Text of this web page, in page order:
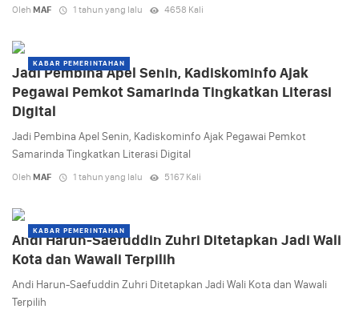
Oleh MAF 1 tahun yang lalu 4658 Kali
KABAR PEMERINTAHAN
Jadi Pembina Apel Senin, Kadiskominfo Ajak
Pegawai Pemkot Samarinda Tingkatkan Literasi
Digital
Jadi Pembina Apel Senin, Kadiskominfo Ajak Pegawai Pemkot
Samarinda Tingkatkan Literasi Digital
Oleh MAF 1 tahun yang lalu 5167 Kali
KABAR PEMERINTAHAN
Andi Harun-Saefuddin Zuhri Ditetapkan Jadi Wali
Kota dan Wawali Terpilih
Andi Harun-Saefuddin Zuhri Ditetapkan Jadi Wali Kota dan Wawali
Terpilih